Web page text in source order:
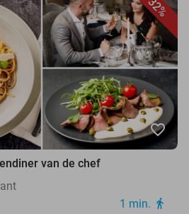
32%
favorite_border
van de chef
1 min. directions_walk